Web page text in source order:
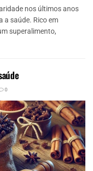
nos últimos anos
a saúde. Rico em
superalimento,
0